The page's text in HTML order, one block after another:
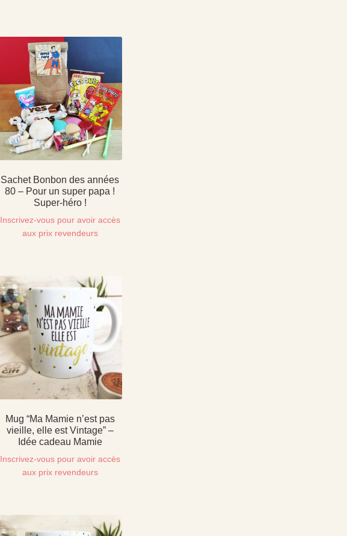
Sachet Bonbon des années
80 – Pour un super papa !
Super-héro !
Inscrivez-vous pour avoir accès
aux prix revendeurs
Mug “Ma Mamie n’est pas
vieille, elle est Vintage” –
Idée cadeau Mamie
Inscrivez-vous pour avoir accès
aux prix revendeurs